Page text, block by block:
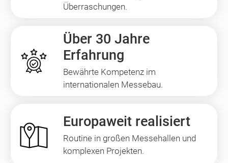
Überraschungen.
Über 30 Jahre
Erfahrung
Bewährte Kompetenz im
internationalen Messebau.
Europaweit realisiert
Routine in großen Messehallen und
komplexen Projekten.